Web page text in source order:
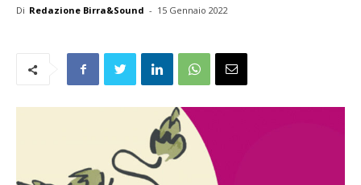
Di Redazione Birra&Sound - 15 Gennaio 2022